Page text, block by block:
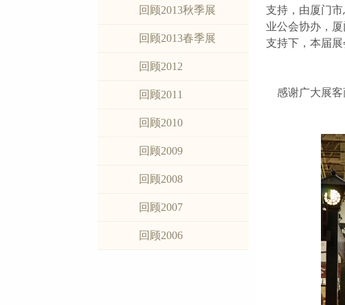
回顾2013秋季展
回顾2013春季展
回顾2012
回顾2011
回顾2010
回顾2009
回顾2008
回顾2007
回顾2006
支持，由厦门
业公会协办，
支持下，本届展
感谢广大展客